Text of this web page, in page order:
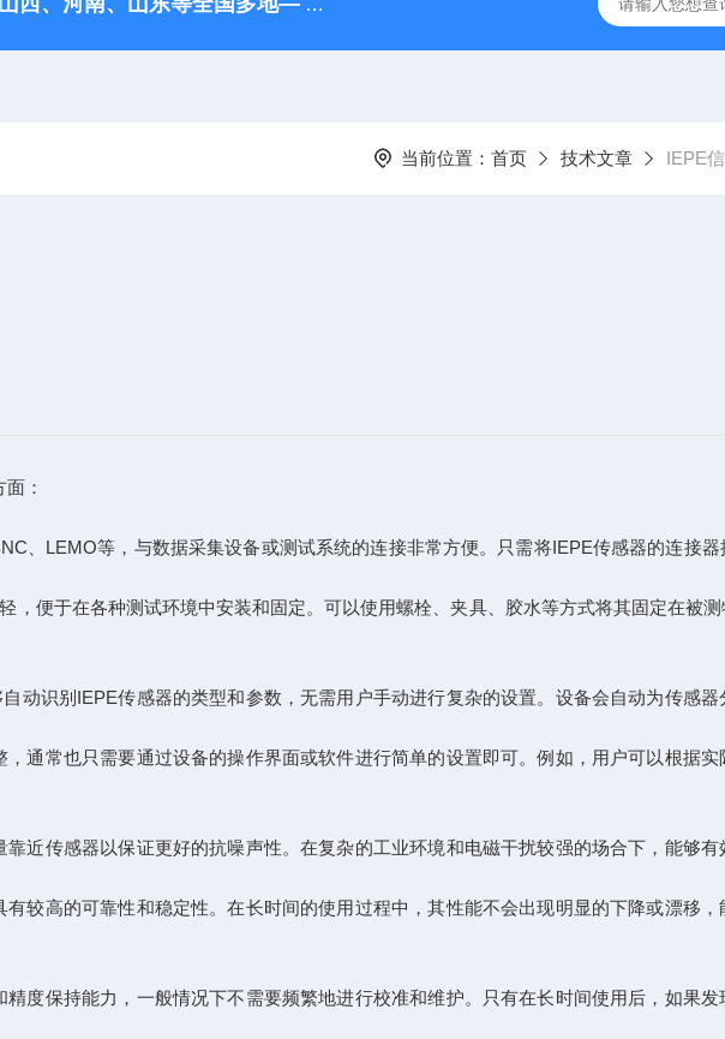
HD2416数据采集器 ICP加速度传感器电缆
当前位置： 首页 技术文章 IEPE
：
LEMO等，与数据采集设备或测试系统的连接非常方便。只需将IEPE传感器的连接器
便于在各种测试环境中安装和固定。可以使用螺栓、夹具、胶水等方式将其固定在被
识别IEPE传感器的类型和参数，无需用户手动进行复杂的设置。设备会自动为传感器
常也只需要通过设备的操作界面或软件进行简单的设置即可。例如，用户可以根据实
传感器以保证更好的抗噪声性。在复杂的工业环境和电磁干扰较强的场合下，能够有
高的可靠性和稳定性。在长时间的使用过程中，其性能不会出现明显的下降或漂移，
保持能力，一般情况下不需要频繁地进行校准和维护。只有在长时间使用后，如果发